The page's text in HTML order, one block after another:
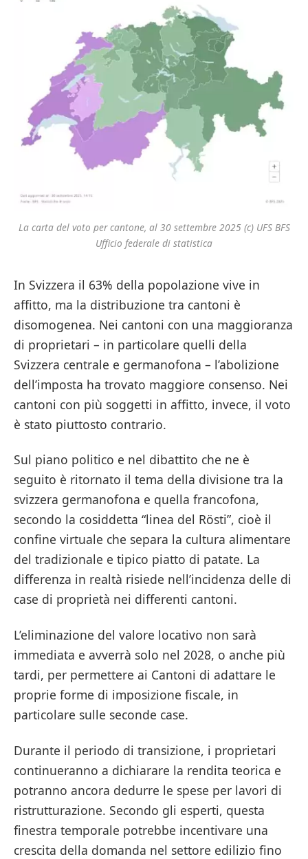
La carta del voto per cantone, al 30 settembre 2025 (c) UFS BFS
Ufficio federale di statistica
In Svizzera il 63% della popolazione vive in
affitto, ma la distribuzione tra cantoni è
disomogenea. Nei cantoni con una maggioranza
di proprietari – in particolare quelli della
Svizzera centrale e germanofona – l’abolizione
dell’imposta ha trovato maggiore consenso. Nei
cantoni con più soggetti in affitto, invece, il voto
è stato piuttosto contrario.
Sul piano politico e nel dibattito che ne è
seguito è ritornato il tema della divisione tra la
svizzera germanofona e quella francofona,
secondo la cosiddetta “linea del Rösti”, cioè il
confine virtuale che separa la cultura alimentare
del tradizionale e tipico piatto di patate. La
differenza in realtà risiede nell’incidenza delle di
case di proprietà nei differenti cantoni.
L’eliminazione del valore locativo non sarà
immediata e avverrà solo nel 2028, o anche più
tardi, per permettere ai Cantoni di adattare le
proprie forme di imposizione fiscale, in
particolare sulle seconde case.
Durante il periodo di transizione, i proprietari
continueranno a dichiarare la rendita teorica e
potranno ancora dedurre le spese per lavori di
ristrutturazione. Secondo gli esperti, questa
finestra temporale potrebbe incentivare una
crescita della domanda nel settore edilizio fino